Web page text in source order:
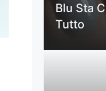
Blu Sta
Tutto